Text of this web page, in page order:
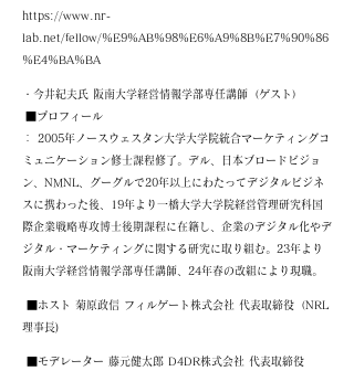
https://www.nr-
lab.net/fellow/%E9%AB%98%E6%A9%8B%E7%90%86
%E4%BA%BA
・今井紀夫氏 阪南大学経営情報学部専任講師（ゲスト）
■プロフィール
： 2005年ノースウェスタン大学大学院統合マーケティングコ
ミュニケーション修士課程修了。デル、日本ブロードビジョ
ン、NMNL、グーグルで20年以上にわたってデジタルビジネ
スに携わった後、19年より一橋大学大学院経営管理研究科国
際企業戦略専攻博士後期課程に在籍し、企業のデジタル化やデ
ジタル・マーケティングに関する研究に取り組む。23年より
阪南大学経営情報学部専任講師、24年春の改組により現職。
■ホスト 菊原政信 フィルゲート株式会社 代表取締役（NRL
理事長)
■モデレーター 藤元健太郎 D4DR株式会社 代表取締役